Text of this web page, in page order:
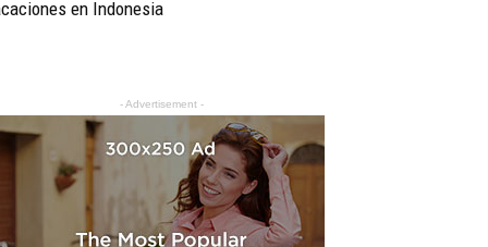
en Indonesia
- Advertisement -